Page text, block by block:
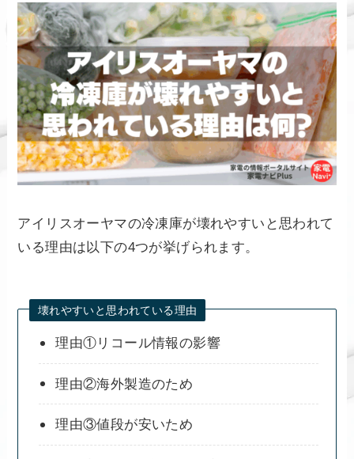
アイリスオーヤマの冷凍庫が壊れやすいと思われて
いる理由は以下の4つが挙げられます。
壊れやすいと思われている理由
理由①リコール情報の影響
理由②海外製造のため
理由③値段が安いため